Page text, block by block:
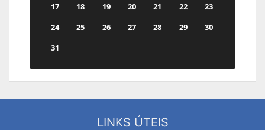
17
18 19 20 21 22
23
24
25 26 27 28 29
30
31
LINKS ÚTEIS